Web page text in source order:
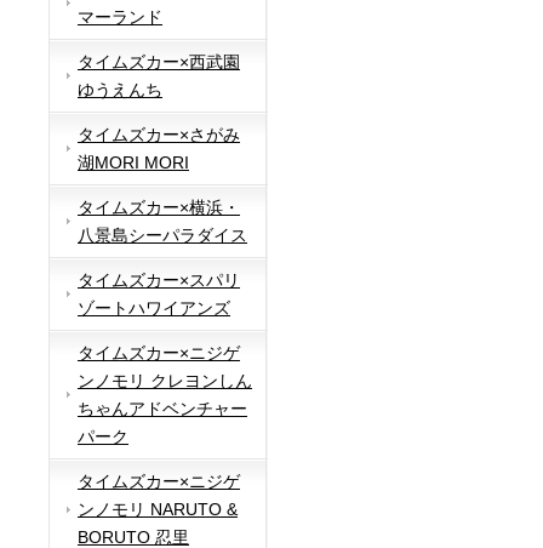
マーランド
タイムズカー×西武園
ゆうえんち
タイムズカー×さがみ
湖MORI MORI
タイムズカー×横浜・
八景島シーパラダイス
タイムズカー×スパリ
ゾートハワイアンズ
タイムズカー×ニジゲ
ンノモリ クレヨンしん
ちゃんアドベンチャー
パーク
タイムズカー×ニジゲ
ンノモリ NARUTO &
BORUTO 忍里